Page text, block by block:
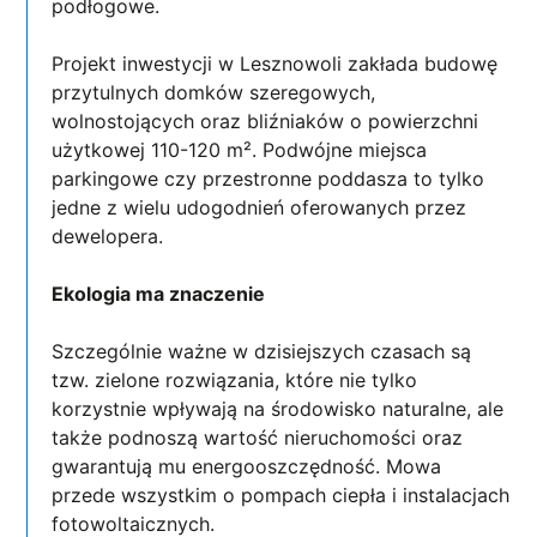
podłogowe.
Projekt inwestycji w Lesznowoli zakłada budowę
przytulnych domków szeregowych,
wolnostojących oraz bliźniaków o powierzchni
użytkowej 110-120 m². Podwójne miejsca
parkingowe czy przestronne poddasza to tylko
jedne z wielu udogodnień oferowanych przez
dewelopera.
Ekologia ma znaczenie
Szczególnie ważne w dzisiejszych czasach są
tzw. zielone rozwiązania, które nie tylko
korzystnie wpływają na środowisko naturalne, ale
także podnoszą wartość nieruchomości oraz
gwarantują mu energooszczędność. Mowa
przede wszystkim o pompach ciepła i instalacjach
fotowoltaicznych.